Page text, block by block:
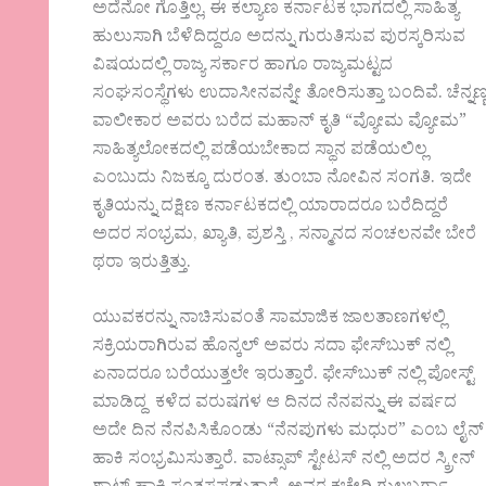
ಅದೆನೋ ಗೊತ್ತಿಲ್ಲ, ಈ ಕಲ್ಯಾಣ ಕರ್ನಾಟಕ ಭಾಗದಲ್ಲಿ ಸಾಹಿತ್ಯ
ಹುಲುಸಾಗಿ ಬೆಳೆದಿದ್ದರೂ ಅದನ್ನು ಗುರುತಿಸುವ ಪುರಸ್ಕರಿಸುವ
ವಿಷಯದಲ್ಲಿ ರಾಜ್ಯ ಸರ್ಕಾರ ಹಾಗೂ ರಾಜ್ಯಮಟ್ಟದ
ಸಂಘಸಂಸ್ಥೆಗಳು ಉದಾಸೀನವನ್ನೇ ತೋರಿಸುತ್ತಾ ಬಂದಿವೆ.
ವಾಲೀಕಾರ ಅವರು ಬರೆದ ಮಹಾನ್ ಕೃತಿ “ವ್ಯೋಮ ವ್ಯೋಮ”
ಸಾಹಿತ್ಯಲೋಕದಲ್ಲಿ ಪಡೆಯಬೇಕಾದ ಸ್ಥಾನ ಪಡೆಯಲಿಲ್ಲ
ಎಂಬುದು ನಿಜಕ್ಕೂ ದುರಂತ. ತುಂಬಾ ನೋವಿನ ಸಂಗತಿ. ಇದೇ
ಕೃತಿಯನ್ನು ದಕ್ಷಿಣ ಕರ್ನಾಟಕದಲ್ಲಿ ಯಾರಾದರೂ ಬರೆದಿದ್ದರೆ
ಅದರ ಸಂಭ್ರಮ, ಖ್ಯಾತಿ, ಪ್ರಶಸ್ತಿ , ಸನ್ಮಾನದ ಸಂಚಲನವೇ ಬೇರೆ
ಥರಾ ಇರುತ್ತಿತ್ತು.
ಯುವಕರನ್ನು ನಾಚಿಸುವಂತೆ ಸಾಮಾಜಿಕ ಜಾಲತಾಣಗಳಲ್ಲಿ
ಸಕ್ರಿಯರಾಗಿರುವ ಹೊನ್ಕಲ್ ಅವರು ಸದಾ ಫೇಸ್‌ಬುಕ್‌ ನಲ್ಲಿ
ಏನಾದರೂ ಬರೆಯುತ್ತಲೇ ಇರುತ್ತಾರೆ. ಫೇಸ್‌ಬುಕ್‌ ನಲ್ಲಿ ಪೋಸ್ಟ್
ಮಾಡಿದ್ದ ಕಳೆದ ವರುಷಗಳ ಆ ದಿನದ ನೆನಪನ್ನು ಈ ವರ್ಷದ
ಅದೇ ದಿನ ನೆನಪಿಸಿಕೊಂಡು “ನೆನಪುಗಳು ಮಧುರ” ಎಂಬ ಲೈನ್
ಹಾಕಿ ಸಂಭ್ರಮಿಸುತ್ತಾರೆ. ವಾಟ್ಸಾಪ್ ಸ್ಟೇಟಸ್ ನಲ್ಲಿ ಅದರ ಸ್ಕ್ರೀನ್